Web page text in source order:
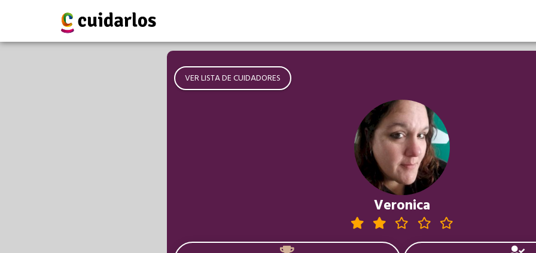
VER LISTA DE CUIDADORES
Veronica